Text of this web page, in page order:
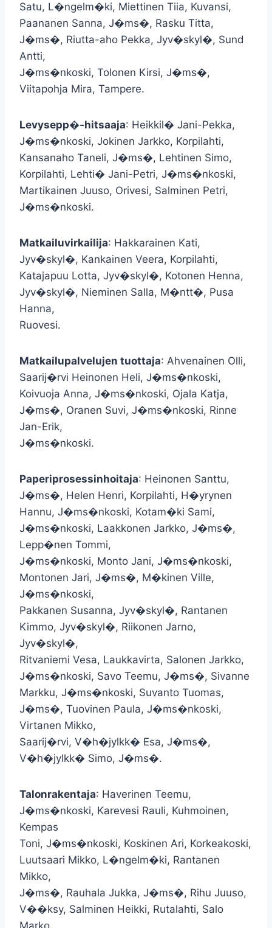
Satu, L�ngelm�ki, Miettinen Tiia, Kuvansi,
Paananen Sanna, J�ms�, Rasku Titta,
J�ms�, Riutta-aho Pekka, Jyv�skyl�, Sund
Antti,
J�ms�nkoski, Tolonen Kirsi, J�ms�,
Viitapohja Mira, Tampere.
Levysepp�-hitsaaja: Heikkil� Jani-Pekka,
J�ms�nkoski, Jokinen Jarkko, Korpilahti,
Kansanaho Taneli, J�ms�, Lehtinen Simo,
Korpilahti, Lehti� Jani-Petri, J�ms�nkoski,
Martikainen Juuso, Orivesi, Salminen Petri,
J�ms�nkoski.
Matkailuvirkailija: Hakkarainen Kati,
Jyv�skyl�, Kankainen Veera, Korpilahti,
Katajapuu Lotta, Jyv�skyl�, Kotonen Henna,
Jyv�skyl�, Nieminen Salla, M�ntt�, Pusa
Hanna,
Ruovesi.
Matkailupalvelujen tuottaja: Ahvenainen Olli,
Saarij�rvi Heinonen Heli, J�ms�nkoski,
Koivuoja Anna, J�ms�nkoski, Ojala Katja,
J�ms�, Oranen Suvi, J�ms�nkoski, Rinne
Jan-Erik,
J�ms�nkoski.
Paperiprosessinhoitaja: Heinonen Santtu,
J�ms�, Helen Henri, Korpilahti, H�yrynen
Hannu, J�ms�nkoski, Kotam�ki Sami,
J�ms�nkoski, Laakkonen Jarkko, J�ms�,
Lepp�nen Tommi,
J�ms�nkoski, Monto Jani, J�ms�nkoski,
Montonen Jari, J�ms�, M�kinen Ville,
J�ms�nkoski,
Pakkanen Susanna, Jyv�skyl�, Rantanen
Kimmo, Jyv�skyl�, Riikonen Jarno,
Jyv�skyl�,
Ritvaniemi Vesa, Laukkavirta, Salonen Jarkko,
J�ms�nkoski, Savo Teemu, J�ms�, Sivanne
Markku, J�ms�nkoski, Suvanto Tuomas,
J�ms�, Tuovinen Paula, J�ms�nkoski,
Virtanen Mikko,
Saarij�rvi, V�h�jylkk� Esa, J�ms�,
V�h�jylkk� Simo, J�ms�.
Talonrakentaja: Haverinen Teemu,
J�ms�nkoski, Karevesi Rauli, Kuhmoinen,
Kempas
Toni, J�ms�nkoski, Koskinen Ari, Korkeakoski,
Luutsaari Mikko, L�ngelm�ki, Rantanen
Mikko,
J�ms�, Rauhala Jukka, J�ms�, Rihu Juuso,
V��ksy, Salminen Heikki, Rutalahti, Salo
Marko,